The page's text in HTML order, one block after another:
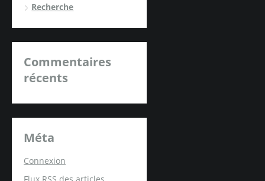
Recherche
Commentaires
récents
Méta
Connexion